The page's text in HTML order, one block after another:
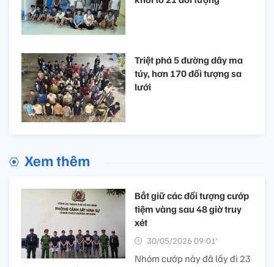
Triệt phá 5 đường dây ma
túy, hơn 170 đối tượng sa
lưới
Xem thêm
Bắt giữ các đối tượng cướp
tiệm vàng sau 48 giờ truy
xét
30/05/2026 09:01’
Nhóm cướp này đã lấy đi 23